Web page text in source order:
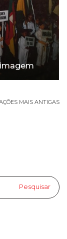
MAIS ANTIGAS